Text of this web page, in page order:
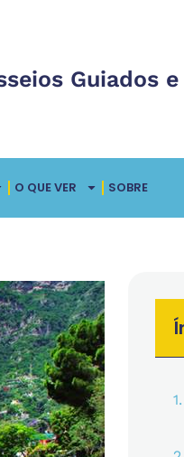
Guiados
O QUE VER SOBRE